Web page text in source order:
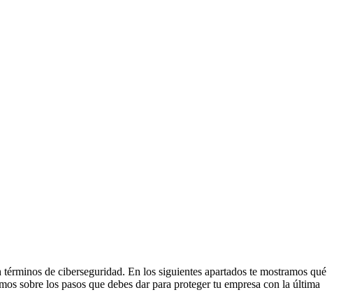
de ciberseguridad. En los siguientes apartados te mostramos qué
sobre los pasos que debes dar para proteger tu empresa con la última